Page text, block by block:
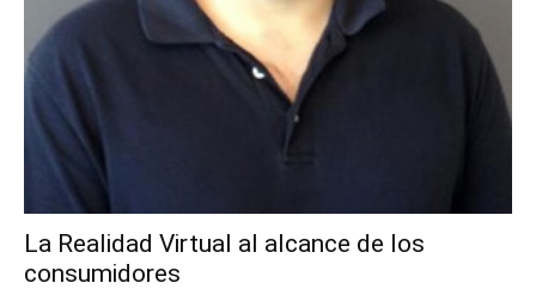
La Realidad Virtual al alcance de los
consumidores